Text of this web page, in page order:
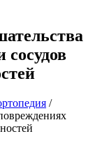
сосудов
/